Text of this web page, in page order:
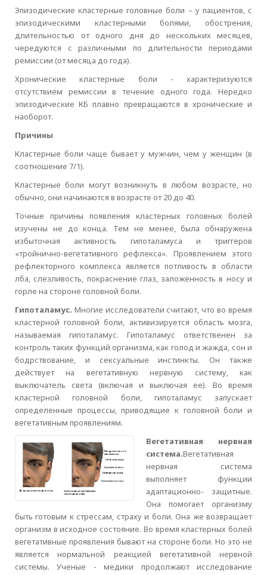
Эпизодические кластерные головные боли – у пациентов, с
эпизодическими кластерными болями, обострения,
длительностью от одного дня до нескольких месяцев,
чередуются с различными по длительности периодами
ремиссии (от месяца до года).
Хронические кластерные боли - характеризуются
отсутствием ремиссии в течение одного года. Нередко
эпизодические КБ плавно превращаются в хронические и
наоборот.
Причины
Кластерные боли чаще бывает у мужчин, чем у женщин (в
соотношение 7/1).
Кластерные боли могут возникнуть в любом возрасте, но
обычно, они начинаются в возрасте от 20 до 40.
Точные причины появления кластерных головных болей
изучены не до конца. Тем не менее, была обнаружена
избыточная активность гипоталамуса и триггеров
«тройнично-вегетативного рефлекса». Проявлением этого
рефлекторного комплекса является потливость в области
лба, слезливость, покраснение глаз, заложенность в носу и
горле на стороне головной боли.
Гипоталамус. Многие исследователи считают, что во время
кластерной головной боли, активизируется область мозга,
называемая гипоталамус. Гипоталамус ответственен за
контроль таких функций организма, как голод и жажда, сон и
бодрствование, и сексуальные инстинкты. Он также
действует на вегетативную нервную систему, как
выключатель света (включая и выключая ее). Во время
кластерной головной боли, гипоталамус запускает
определенные процессы, приводящие к головной боли и
вегетативным проявлениям.
Вегетативная нервная
система.Вегетативная
нервная система
выполняет функции
адаптационно- защитные.
Она помогает организму
быть готовым к стрессам, страху и боли. Она же возвращает
организм в исходное состояние. Во время кластерных болей
вегетативные проявления бывают на стороне боли. Но это не
является нормальной реакцией вегетативной нервной
системы. Ученые - медики продолжают исследование